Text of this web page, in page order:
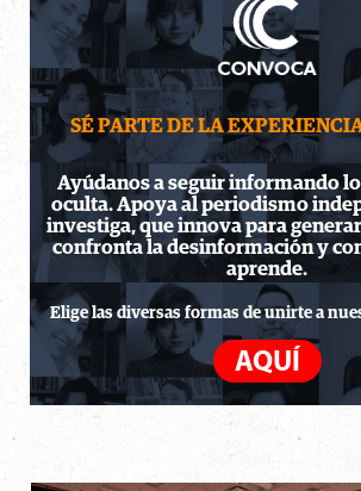
SÉ PARTE DE LA
Ayúdanos a seguir informando
oculta. Apoya al periodismo
investiga, que innova para
confronta la desinformación y
aprende.
Elige las diversas formas de unirte a
AQUÍ